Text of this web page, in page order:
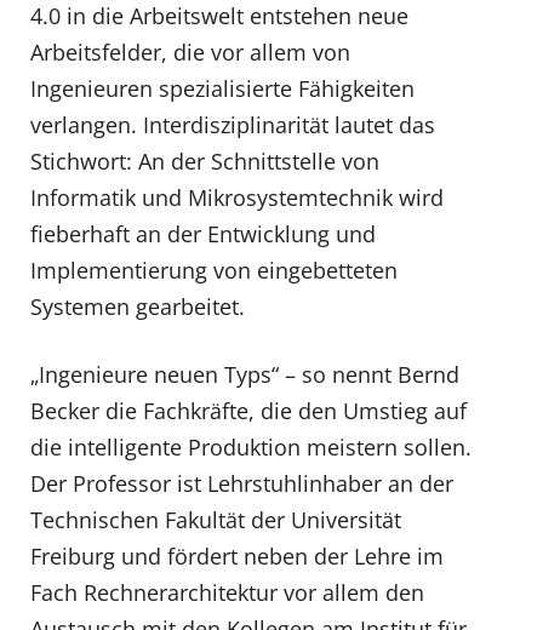
4.0 in die Arbeitswelt entstehen neue
Arbeitsfelder, die vor allem von
Ingenieuren spezialisierte Fähigkeiten
verlangen. Interdisziplinarität lautet das
Stichwort: An der Schnittstelle von
Informatik und Mikrosystemtechnik wird
fieberhaft an der Entwicklung und
Implementierung von eingebetteten
Systemen gearbeitet.
„Ingenieure neuen Typs“ – so nennt Bernd
Becker die Fachkräfte, die den Umstieg auf
die intelligente Produktion meistern sollen.
Der Professor ist Lehrstuhlinhaber an der
Technischen Fakultät der Universität
Freiburg und fördert neben der Lehre im
Fach Rechnerarchitektur vor allem den